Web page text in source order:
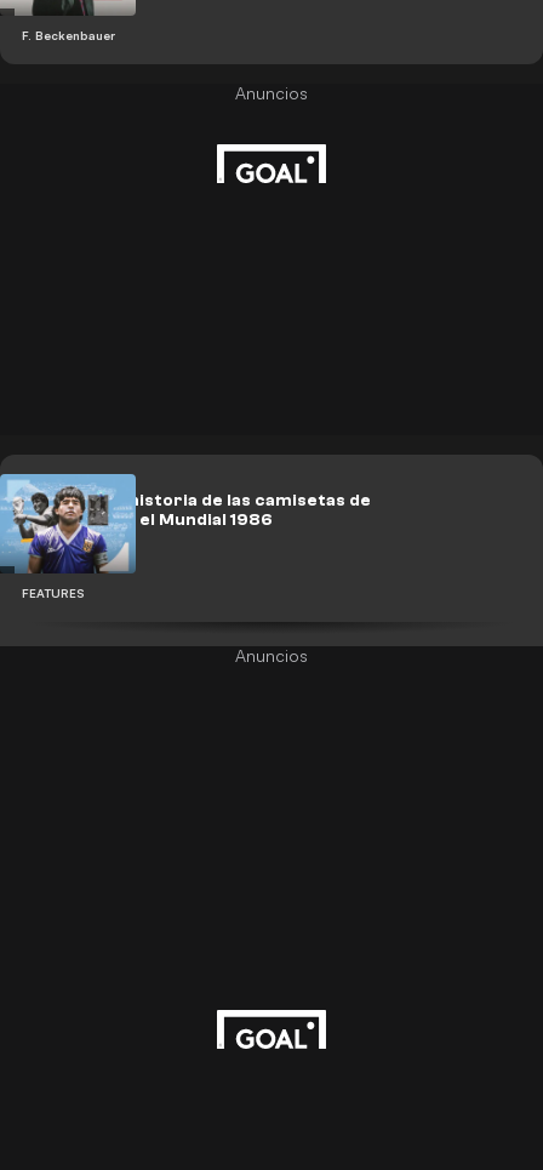
F. Beckenbauer
FEATURES
La increíble historia de las camisetas de
Argentina en el Mundial 1986